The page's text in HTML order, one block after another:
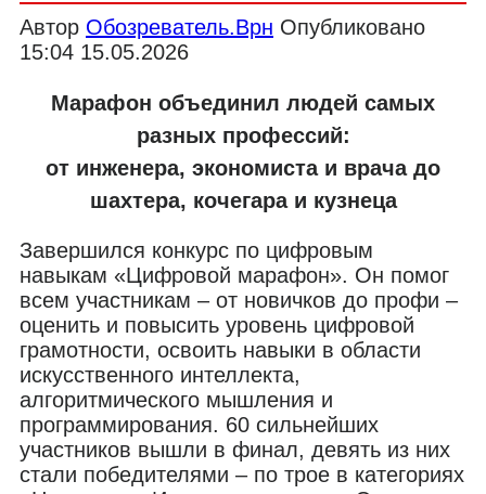
Автор Обозреватель.Врн Опубликовано
15:04 15.05.2026
Марафон объединил людей самых
разных профессий:
от инженера, экономиста и врача до
шахтера, кочегара и кузнеца
Завершился конкурс по цифровым
навыкам «Цифровой марафон». Он помог
всем участникам – от новичков до профи –
оценить и повысить уровень цифровой
грамотности, освоить навыки в области
искусственного интеллекта,
алгоритмического мышления и
программирования. 60 сильнейших
участников вышли в финал, девять из них
стали победителями – по трое в категориях